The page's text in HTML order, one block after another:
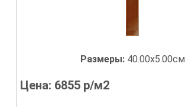
Размеры: 40.00x5.00см
Цена: 6855 р/м2